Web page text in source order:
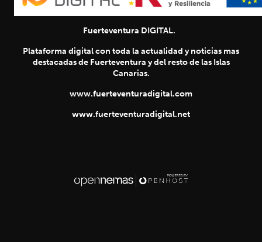
Fuerteventura DIGITAL.
Plataforma digital con toda la actualidad y noticias mas
destacadas de Fuerteventura y del resto de las Islas
Canarias.
www.fuerteventuradigital.com
www.fuerteventuradigital.net